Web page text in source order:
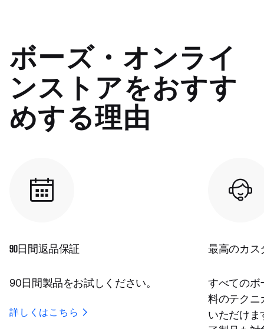
ボーズ・オンライ
ンストアをおすす
めする理由
90日間返品保証
90日間製品をお試しください。
詳しくはこちら
最高のカス
すべてのボ
料のテクニ
いただけま